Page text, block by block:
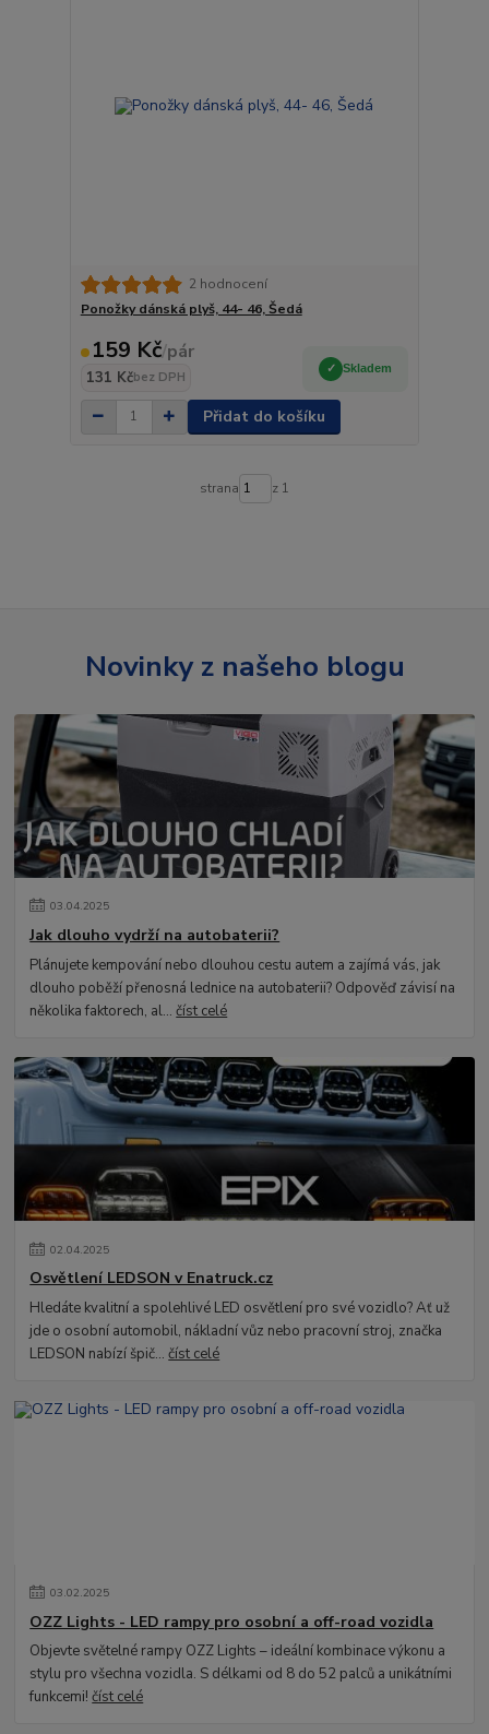
2 hodnocení
Ponožky dánská plyš, 44- 46, Šedá
159 Kč/pár
131 Kčbez DPH
Skladem
Přidat do košíku
strana z 1
Novinky z našeho blogu
03.04.2025
Jak dlouho vydrží na autobaterii?
Plánujete kempování nebo dlouhou cestu autem a zajímá vás, jak
dlouho poběží přenosná lednice na autobaterii? Odpověď závisí na
několika faktorech, al...číst celé
02.04.2025
Osvětlení LEDSON v Enatruck.cz
Hledáte kvalitní a spolehlivé LED osvětlení pro své vozidlo? Ať už
jde o osobní automobil, nákladní vůz nebo pracovní stroj, značka
LEDSON nabízí špič...číst celé
03.02.2025
OZZ Lights - LED rampy pro osobní a off-road vozidla
Objevte světelné rampy OZZ Lights – ideální kombinace výkonu a
stylu pro všechna vozidla. S délkami od 8 do 52 palců a unikátními
funkcemi!číst celé